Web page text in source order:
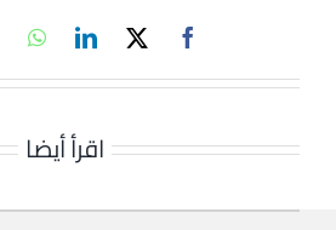
اقرأ أيضا